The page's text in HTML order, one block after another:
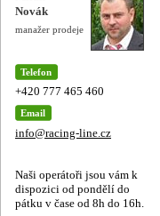
Novák
manažer prodeje
Telefon
+420 777 465 460
Email
info@racing-line.cz
Naši operátoři jsou vám k
dispozici od pondělí do
pátku v čase od 8h do 16h.